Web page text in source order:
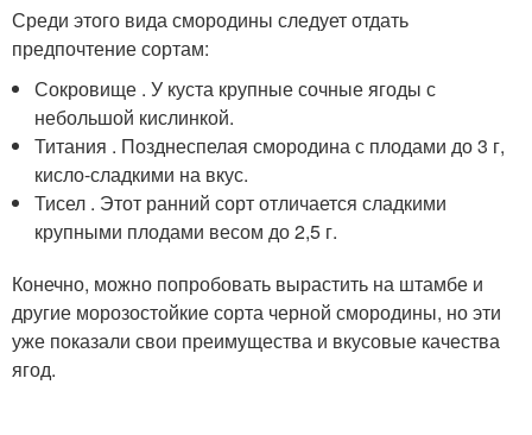
Среди этого вида смородины следует отдать
предпочтение сортам:
Сокровище . У куста крупные сочные ягоды с
небольшой кислинкой.
Титания . Позднеспелая смородина с плодами до 3 г,
кисло-сладкими на вкус.
Тисел . Этот ранний сорт отличается сладкими
крупными плодами весом до 2,5 г.
Конечно, можно попробовать вырастить на штамбе и
другие морозостойкие сорта черной смородины, но эти
уже показали свои преимущества и вкусовые качества
ягод.